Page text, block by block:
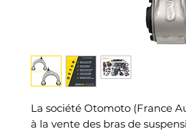
La société Otomoto (France
à la vente des bras de